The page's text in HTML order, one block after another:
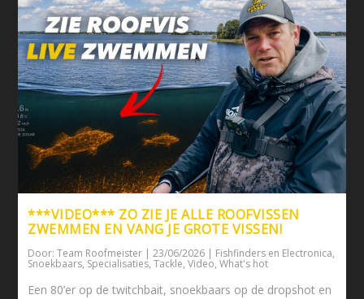
***VIDEO*** ZO ZIE JE ALLE ROOFVISSEN
ZWEMMEN EN VANG JE GROTE VISSEN!
Door:Team Roofmeister |23/06/2026 | Fishfinders en Electronica,
Snoekbaars, Specialisaties,Tackle,Video,What's hot
Een 80’er op de twitchbait, snoekbaars op de dropshot en